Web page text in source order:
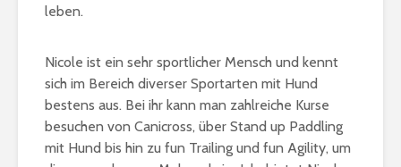
leben.
Nicole ist ein sehr sportlicher Mensch und kennt
sich im Bereich diverser Sportarten mit Hund
bestens aus. Bei ihr kann man zahlreiche Kurse
besuchen von Canicross, über Stand up Paddling
mit Hund bis hin zu fun Trailing und fun Agility, um